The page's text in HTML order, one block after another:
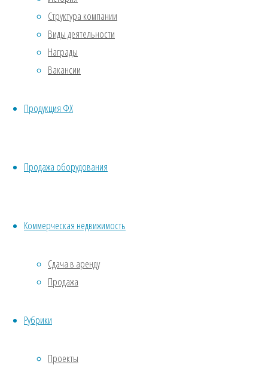
Структура компании
Виды деятельности
Награды
Вакансии
Продукция ФХ
Продажа оборудования
Коммерческая недвижимость
Сдача в аренду
Продажа
Рубрики
Проекты
комментарий
отправки
авторизоваться
Свежие записи